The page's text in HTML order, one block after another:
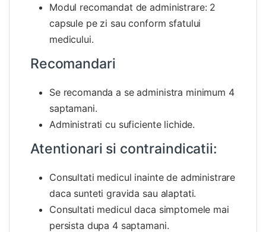
Modul recomandat de administrare: 2
capsule pe zi sau conform sfatului
medicului.
Recomandari
Se recomanda a se administra minimum 4
saptamani.
Administrati cu suficiente lichide.
Atentionari si contraindicatii:
Consultati medicul inainte de administrare
daca sunteti gravida sau alaptati.
Consultati medicul daca simptomele mai
persista dupa 4 saptamani.